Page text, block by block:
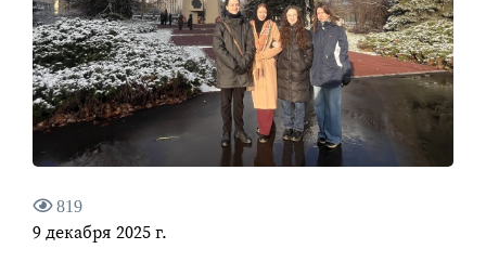
819
9 декабря 2025 г.